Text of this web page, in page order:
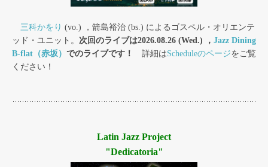
三科かをり (vo.) ，箭島裕治 (bs.) によるゴスペル・オリエンテ
ッド・ユニット。 次回のライブは2026.08.26 (Wed.) ， Jazz Dining
B-flat（赤坂） でのライブです！ 詳細はScheduleのページをご覧
ください！
Latin Jazz Project
"Dedicatoria"